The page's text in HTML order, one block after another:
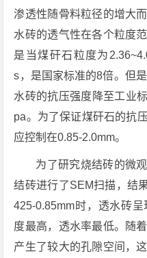
渗透性随骨料粒径的增大
水砖的透气性在各个粒度
是当煤矸石粒度为
s，是国家标准的8倍。但
水砖的抗压强度降至工业
pa。为了保证煤矸石的抗
应控制在0.85-2.0mm。
为了研究烧结砖的微
结砖进行了SEM扫描，结
425-0.85mm时，透水砖
度最高，透水率最低。随
产生了较大的孔隙空间，